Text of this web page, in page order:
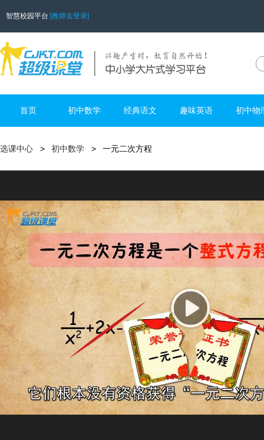
智慧校园平台 [教师去登录]
首页 初中数学 经典语文 趣味英语 初中物
选课中心 初中数学 一元二次方程